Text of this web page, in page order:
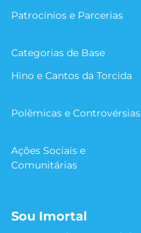
Patrocínios e Parcerias
Categorias de Base
Hino e Cantos da Torcida
Polêmicas e Controvérsias
Ações Sociais e
Comunitárias
Sou Imortal